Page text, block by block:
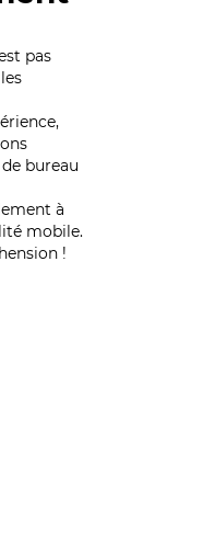
pas
bureau
à
mobile.
!